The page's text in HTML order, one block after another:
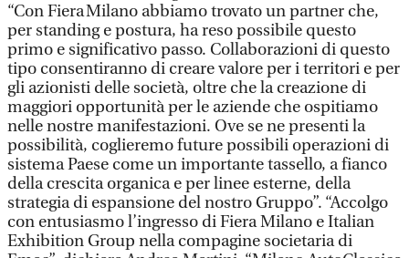
“Con Fiera Milano abbiamo trovato un partner che,
per standing e postura, ha reso possibile questo
primo e significativo passo. Collaborazioni di questo
tipo consentiranno di creare valore per i territori e per
gli azionisti delle società, oltre che la creazione di
maggiori opportunità per le aziende che ospitiamo
nelle nostre manifestazioni. Ove se ne presenti la
possibilità, coglieremo future possibili operazioni di
sistema Paese come un importante tassello, a fianco
della crescita organica e per linee esterne, della
strategia di espansione del nostro Gruppo”. “Accolgo
con entusiasmo l’ingresso di Fiera Milano e Italian
Exhibition Group nella compagine societaria di